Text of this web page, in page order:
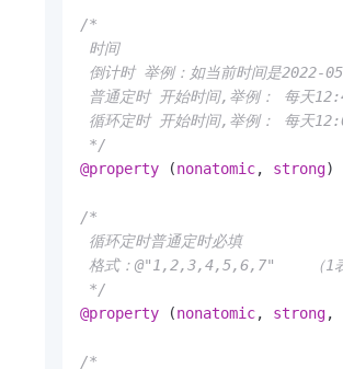
/*
时间
倒计时 举例：如当前时间是
普通定时 开始时间,举例： 每天
循环定时 开始时间,举例： 每天
*/
@property (nonatomic, strong)
/*
循环定时普通定时必填
格式：@"1,2,3,4,5,6,7"    （1表
*/
@property (nonatomic, strong,
/*